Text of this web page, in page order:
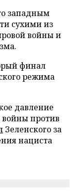
западным
сухими из
войны и
финал
режима
давление
против
Зеленского за
нациста